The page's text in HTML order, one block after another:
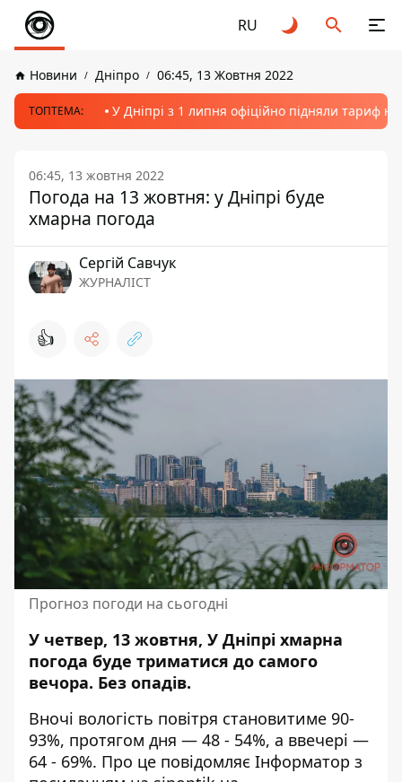
RU
Новини Дніпро 06:45, 13 Жовтня 2022
ТОПТЕМА: У Дніпрі з 1 липня офіційно підняли тариф
06:45, 13 жовтня 2022
Погода на 13 жовтня: у Дніпрі буде
хмарна погода
Сергій Савчук
ЖУРНАЛІСТ
👍
Прогноз погоди на сьогодні
У четвер, 13 жовтня, У Дніпрі хмарна
погода буде триматися до самого
вечора. Без опадів.
Вночі вологість повітря становитиме 90-
93%, протягом дня — 48 - 54%, а ввечері —
64 - 69%. Про це повідомляє Інформатор з